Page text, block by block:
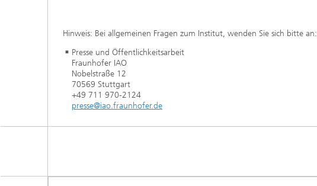
Hinweis: Bei allgemeinen Fragen zum Institut, wenden Sie sich bitte an:
Presse und Öffentlichkeitsarbeit
Fraunhofer IAO
Nobelstraße 12
70569 Stuttgart
+49 711 970-2124
presse@iao.fraunhofer.de